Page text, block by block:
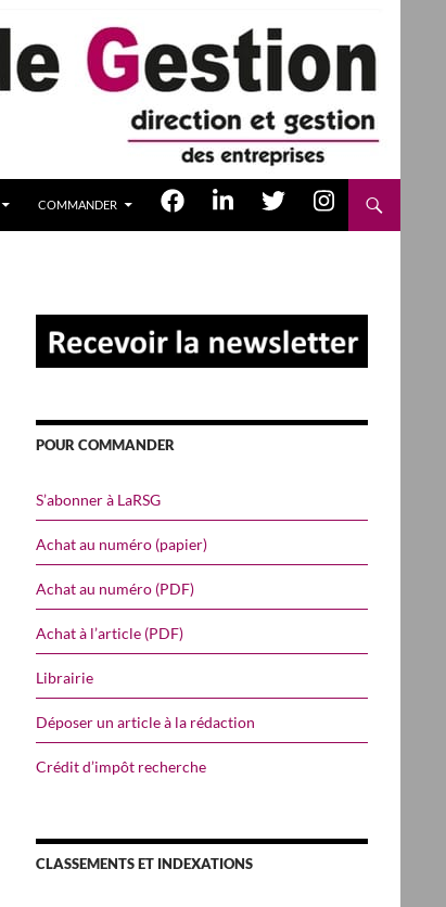
COMMANDER
POUR COMMANDER
S’abonner à LaRSG
Achat au numéro (papier)
Achat au numéro (PDF)
Achat à l’article (PDF)
Librairie
Déposer un article à la rédaction
Crédit d’impôt recherche
CLASSEMENTS ET INDEXATIONS